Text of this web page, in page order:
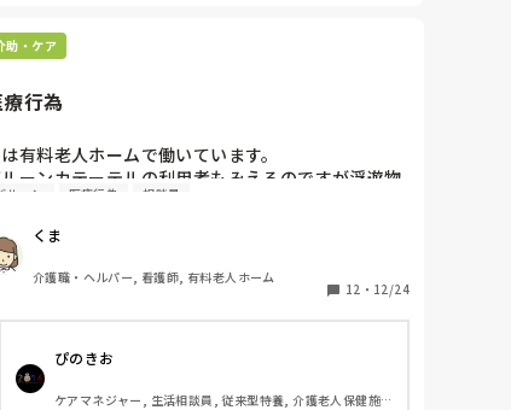
助・ケア
行為
有料老人ホームで働いています。
ルーンカテーテルの利用者もみえるのですが浮遊物
詰まりやすいからミルキングをするように言われま
って医療行為ですよね？何かと医療行為をさせよ
する相談員とリーダー。どこに相談すればいいで
ょうか？
ルーン 医療行為 相談員
くま
介護職・ヘルパー, 看護師, 有料老人ホーム
12 ・ 12/24
ぴのきお
ケアマネジャー, 生活相談員, 従来型特養, 介護老人保健施